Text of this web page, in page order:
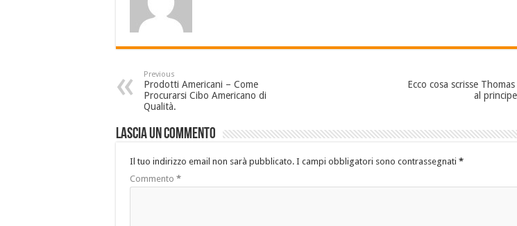
Previous
Prodotti Americani – Come
Procurarsi Cibo Americano di
Qualità.
Ecco cosa scrisse
al
Lascia un commento
Il tuo indirizzo email non sarà pubblicato. I campi obbligatori sono contrassegnati *
Commento *